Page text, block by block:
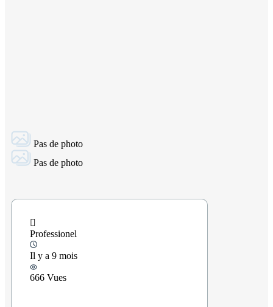
Pas de photo
Pas de photo
Professionel
Il y a 9 mois
666 Vues